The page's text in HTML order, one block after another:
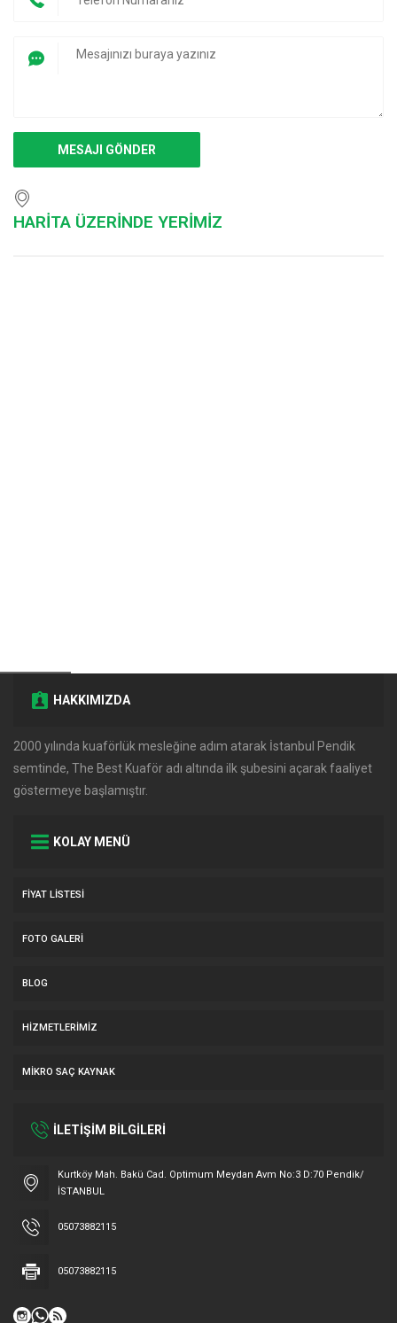
HARİTA ÜZERİNDE YERİMİZ
HAKKIMIZDA
2000 yılında kuaförlük mesleğine adım atarak İstanbul Pendik
semtinde, The Best Kuaför adı altında ilk şubesini açarak faaliyet
göstermeye başlamıştır.
KOLAY MENÜ
FIYAT LISTESI
FOTO GALERI
BLOG
HIZMETLERIMIZ
MIKRO SAÇ KAYNAK
İLETİŞİM BİLGİLERİ
Kurtköy Mah. Bakü Cad. Optimum Meydan Avm No:3 D:70 Pendik/
İSTANBUL
05073882115
05073882115